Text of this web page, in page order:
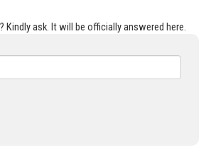
Kindly ask. It will be officially answered here.